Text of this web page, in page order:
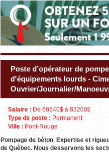
Poste d’opérateur de
d'équipements lourds -
Ouvrier/Journalier/
Salaire : De 68640$ à 83200$
Type de poste : Permanent
Ville : Pont-Rouge
Pompage de béton Expertise et
de Québec. Nous desservons les